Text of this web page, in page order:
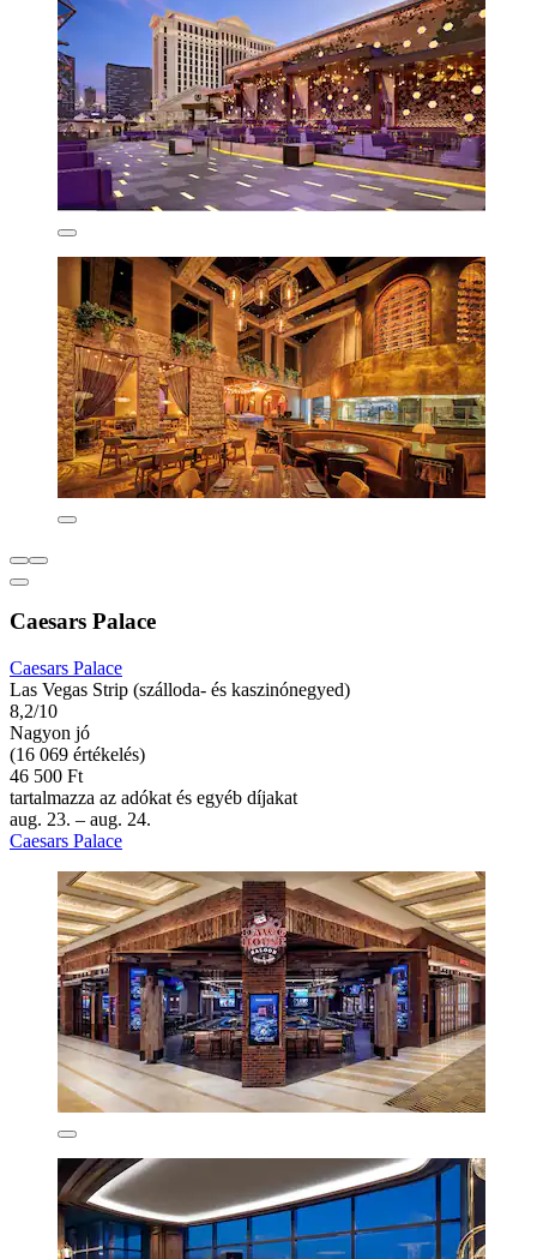
Caesars Palace
Caesars Palace
Las Vegas Strip (szálloda- és kaszinónegyed)
8,2/10
Nagyon jó
(16 069 értékelés)
46 500 Ft
tartalmazza az adókat és egyéb díjakat
aug. 23. – aug. 24.
Caesars Palace